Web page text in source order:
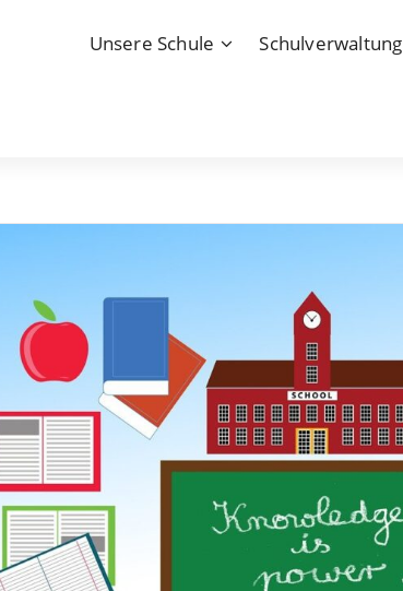
Unsere Schule Schulverwaltung